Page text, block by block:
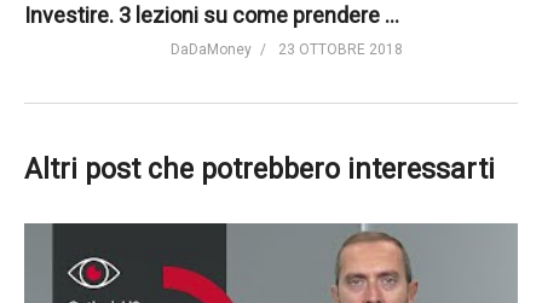
Investire. 3 lezioni su come prendere decisioni da una campionessa di poker | TED Talks
DaDaMoney 23 OTTOBRE 2018
Altri post che potrebbero interessarti